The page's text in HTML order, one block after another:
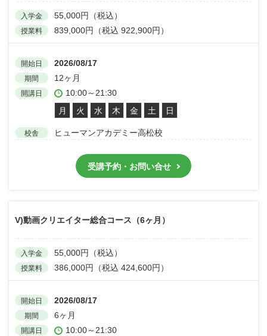
入学金 55,000円（税込）
授業料 839,000円（税込 922,900円）
開始日 2026/08/17
期間 12ヶ月
開講日
10:00～21:30
月
火 水 木 金 土 日
校舎 ヒューマンアカデミー高松校
受講予約・お問い合せ
V)動画クリエイター総合コース（6ヶ月）
入学金 55,000円（税込）
授業料 386,000円（税込 424,600円）
開始日 2026/08/17
期間 6ヶ月
開講日
10:00～21:30